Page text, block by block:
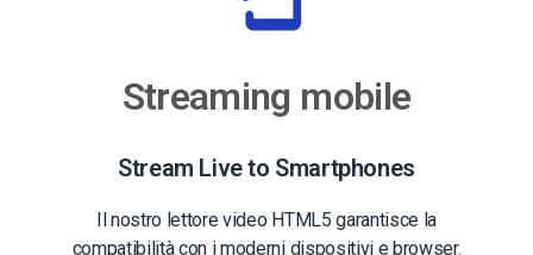
Streaming mobile
Stream Live to Smartphones
Il nostro lettore video HTML5 garantisce la
compatibilità con i moderni dispositivi e browser.